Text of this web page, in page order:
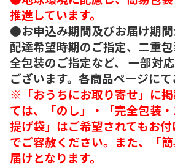
推進しています。
●お申込み期間及びお届け期
配達希望時期のご指定、二重
全包装のご指定など、 一部対
ございます。各商品ページにて
※「おうちにお取り寄せ」に
ては、「のし」・「完全包装
提げ袋」はご希望されてもお
でご容赦ください。また、「
届けとなります。